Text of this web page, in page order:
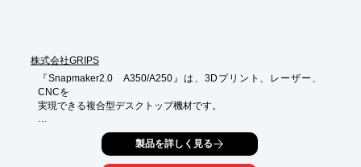
株式会社GRIPS
『Snapmaker2.0　A350/A250』は、3Dプリント、レーザー、
CNCを
実現できる複合型デスクトップ機材です。
アップグレードした冷却システムの3Dプリントモジュールや、
レーザー専用に設計された高耐久のアルミニウムグリッド台を装
製品を詳しく見る